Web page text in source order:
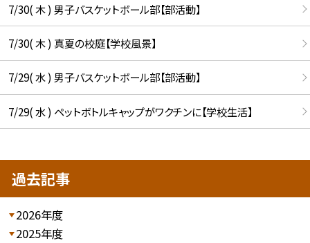
7/30( 木 ) 男子バスケットボール部【部活動】
7/30( 木 ) 真夏の校庭【学校風景】
7/29( 水 ) 男子バスケットボール部【部活動】
7/29( 水 ) ペットボトルキャップがワクチンに【学校生活】
過去記事
2026年度
2025年度